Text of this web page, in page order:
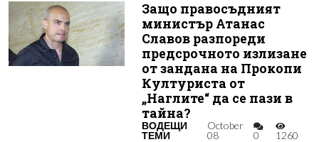
Защо правосъдният
министър Атанас
Славов разпореди
предсрочното излизане
от зандана на Прокопи
Културиста от
„Наглите“ да се пази в
тайна?
ВОДЕЩИ
ТЕМИ
October
08
0 1260